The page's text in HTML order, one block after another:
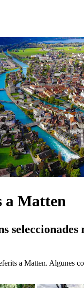
a Matten
seleccionades
a Matten. Algunes